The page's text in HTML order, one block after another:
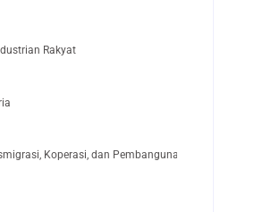
Rakyat
Koperasi, dan Pembangunan Masyarakat